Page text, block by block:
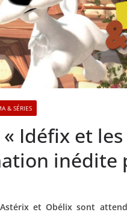
& SÉRIES
Idéfix et
inédite
et Obélix sont